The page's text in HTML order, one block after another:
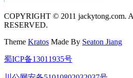
COPYRIGHT © 2011 jackytong.com.
RESERVED.
Theme Kratos Made By Seaton Jiang
蜀ICP备13011935号